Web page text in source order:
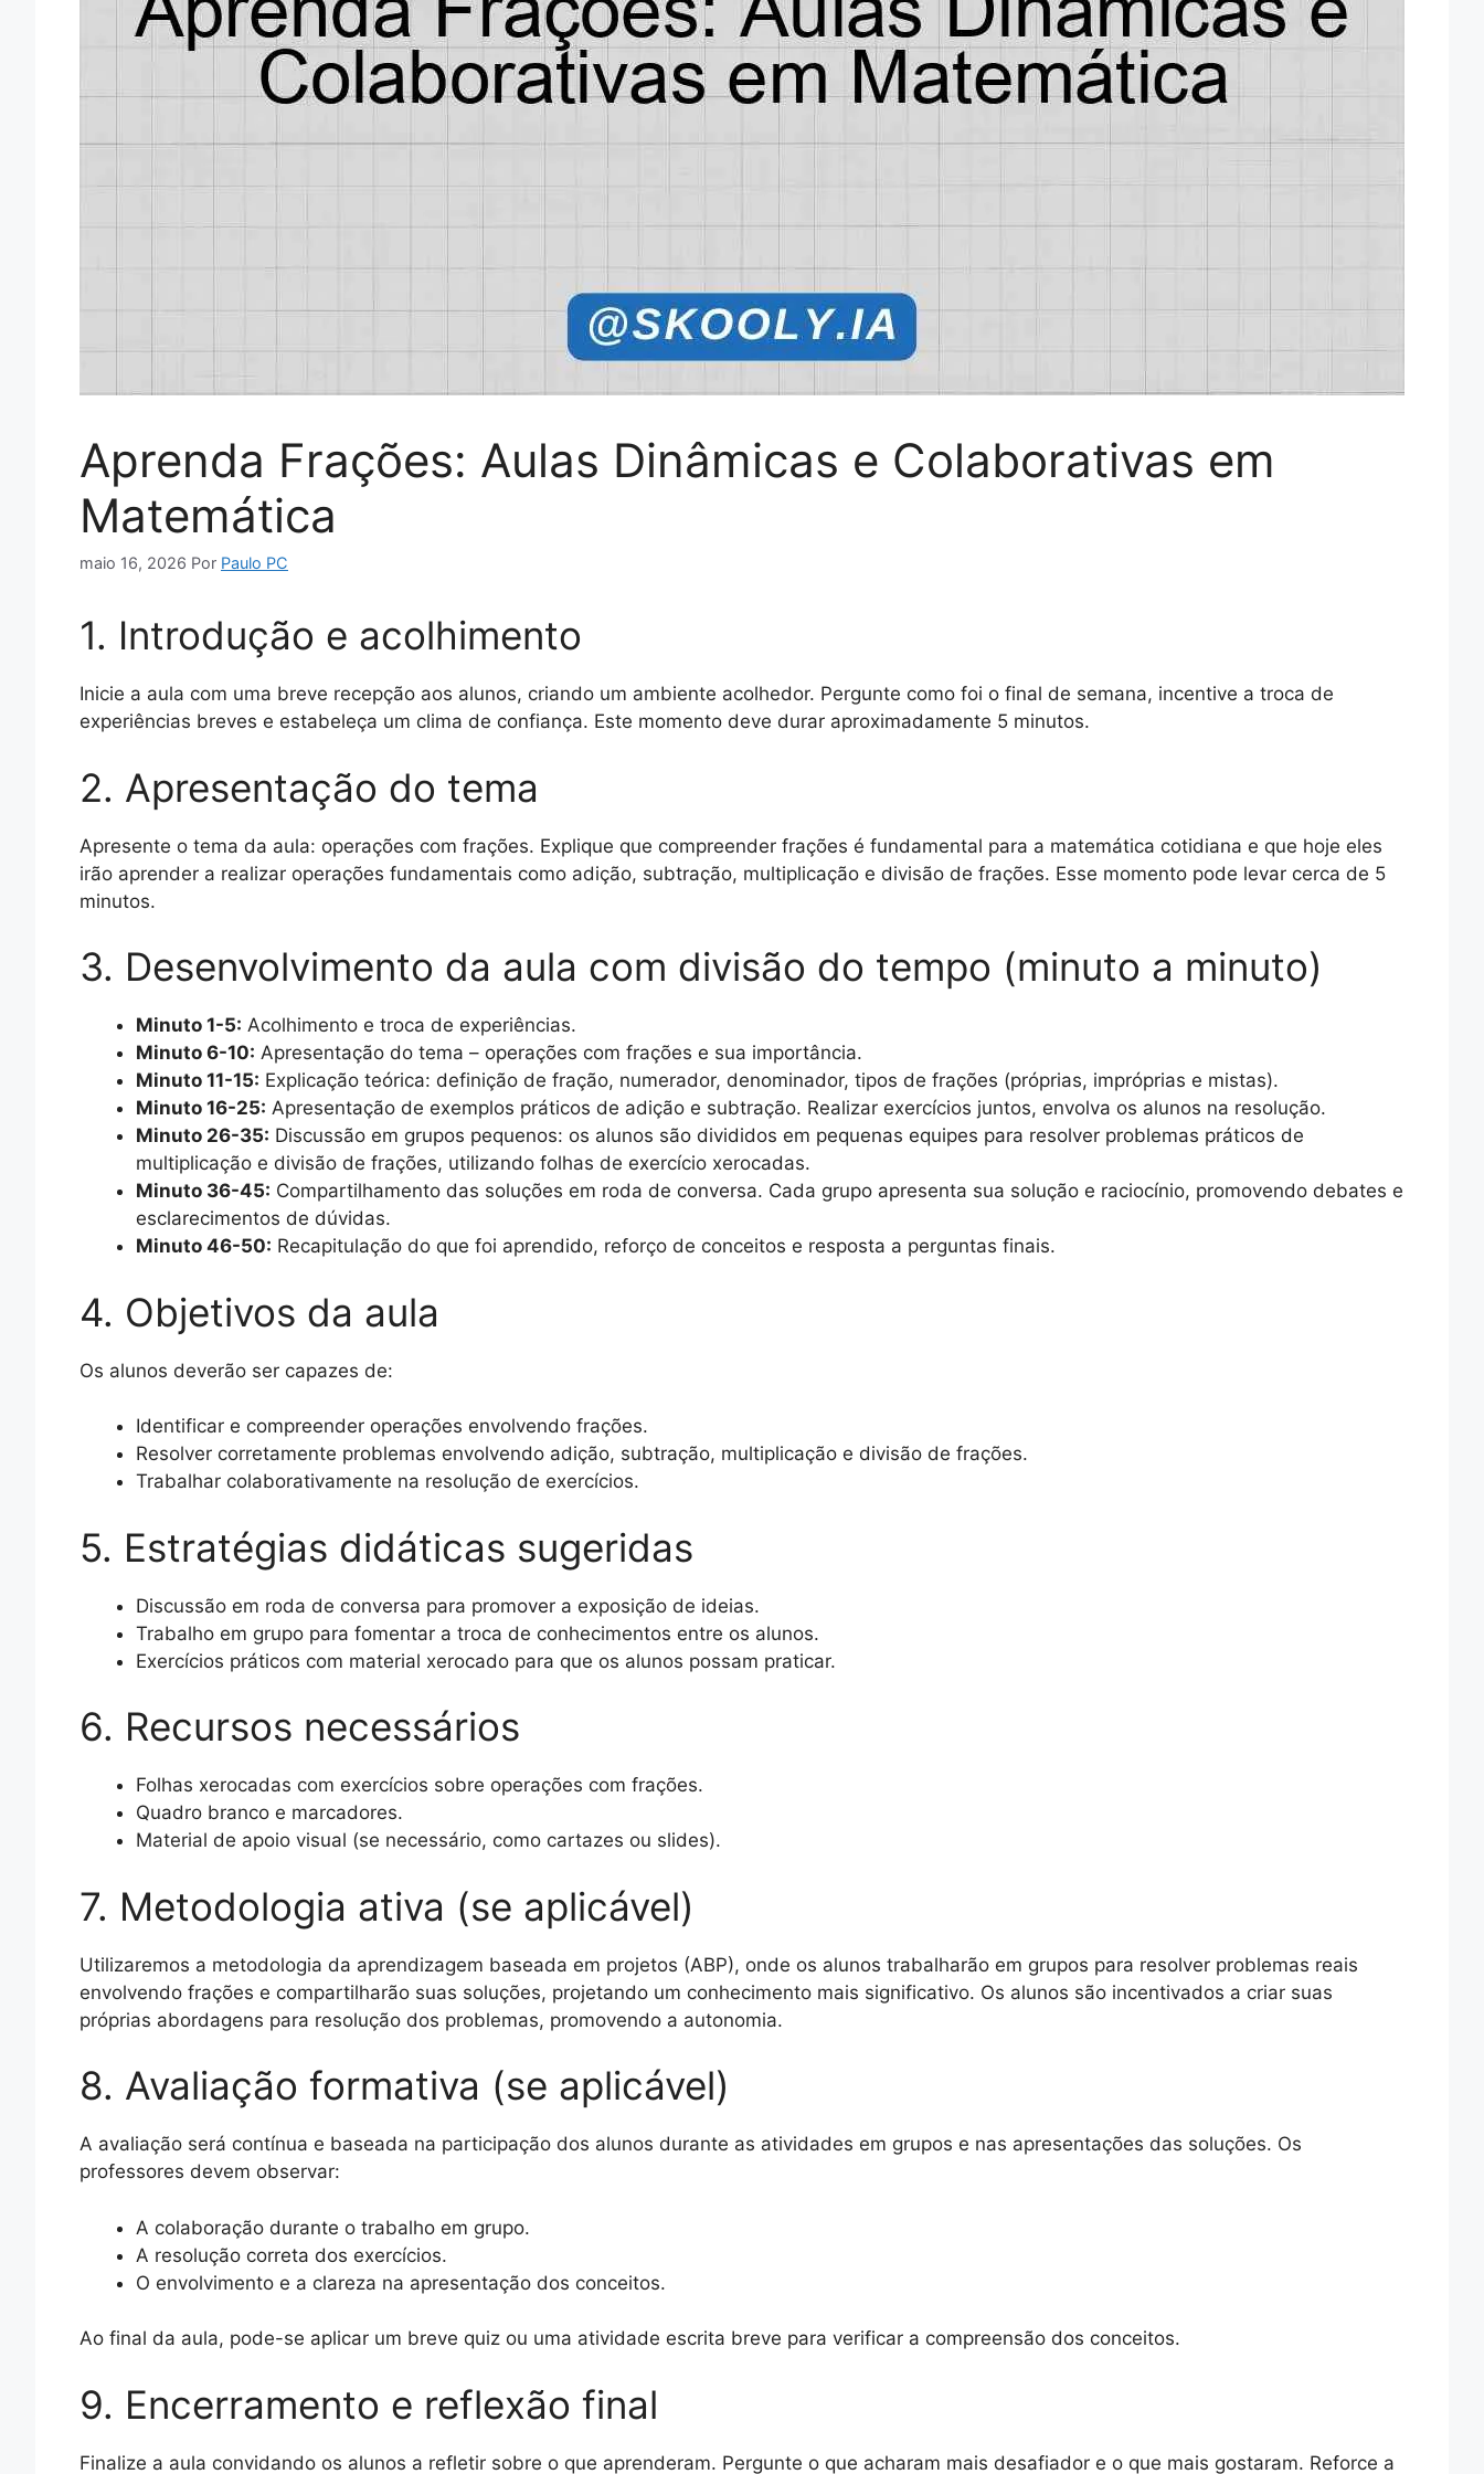
Aprenda Frações: Aulas Dinâmicas e Colaborativas em
Matemática
maio 16, 2026 Por Paulo PC
1. Introdução e acolhimento
Inicie a aula com uma breve recepção aos alunos, criando um ambiente acolhedor. Pergunte como foi o final de semana, incentive a troca de
experiências breves e estabeleça um clima de confiança. Este momento deve durar aproximadamente 5 minutos.
2. Apresentação do tema
Apresente o tema da aula: operações com frações. Explique que compreender frações é fundamental para a matemática cotidiana e que hoje eles
irão aprender a realizar operações fundamentais como adição, subtração, multiplicação e divisão de frações. Esse momento pode levar cerca de 5
minutos.
3. Desenvolvimento da aula com divisão do tempo (minuto a minuto)
Minuto 1-5: Acolhimento e troca de experiências.
Minuto 6-10: Apresentação do tema – operações com frações e sua importância.
Minuto 11-15: Explicação teórica: definição de fração, numerador, denominador, tipos de frações (próprias, impróprias e mistas).
Minuto 16-25: Apresentação de exemplos práticos de adição e subtração. Realizar exercícios juntos, envolva os alunos na resolução.
Minuto 26-35: Discussão em grupos pequenos: os alunos são divididos em pequenas equipes para resolver problemas práticos de
multiplicação e divisão de frações, utilizando folhas de exercício xerocadas.
Minuto 36-45: Compartilhamento das soluções em roda de conversa. Cada grupo apresenta sua solução e raciocínio, promovendo debates e
esclarecimentos de dúvidas.
Minuto 46-50: Recapitulação do que foi aprendido, reforço de conceitos e resposta a perguntas finais.
4. Objetivos da aula
Os alunos deverão ser capazes de:
Identificar e compreender operações envolvendo frações.
Resolver corretamente problemas envolvendo adição, subtração, multiplicação e divisão de frações.
Trabalhar colaborativamente na resolução de exercícios.
5. Estratégias didáticas sugeridas
Discussão em roda de conversa para promover a exposição de ideias.
Trabalho em grupo para fomentar a troca de conhecimentos entre os alunos.
Exercícios práticos com material xerocado para que os alunos possam praticar.
6. Recursos necessários
Folhas xerocadas com exercícios sobre operações com frações.
Quadro branco e marcadores.
Material de apoio visual (se necessário, como cartazes ou slides).
7. Metodologia ativa (se aplicável)
Utilizaremos a metodologia da aprendizagem baseada em projetos (ABP), onde os alunos trabalharão em grupos para resolver problemas reais
envolvendo frações e compartilharão suas soluções, projetando um conhecimento mais significativo. Os alunos são incentivados a criar suas
próprias abordagens para resolução dos problemas, promovendo a autonomia.
8. Avaliação formativa (se aplicável)
A avaliação será contínua e baseada na participação dos alunos durante as atividades em grupos e nas apresentações das soluções. Os
professores devem observar:
A colaboração durante o trabalho em grupo.
A resolução correta dos exercícios.
O envolvimento e a clareza na apresentação dos conceitos.
Ao final da aula, pode-se aplicar um breve quiz ou uma atividade escrita breve para verificar a compreensão dos conceitos.
9. Encerramento e reflexão final
Finalize a aula convidando os alunos a refletir sobre o que aprenderam. Pergunte o que acharam mais desafiador e o que mais gostaram. Reforce a